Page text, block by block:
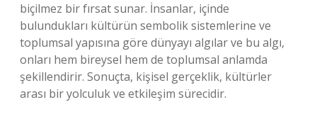
biçilmez bir fırsat sunar. İnsanlar, içinde
bulundukları kültürün sembolik sistemlerine ve
toplumsal yapısına göre dünyayı algılar ve bu algı,
onları hem bireysel hem de toplumsal anlamda
şekillendirir. Sonuçta, kişisel gerçeklik, kültürler
arası bir yolculuk ve etkileşim sürecidir.